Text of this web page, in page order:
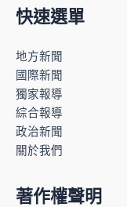
快速選單
地方新聞
國際新聞
獨家報導
綜合報導
政治新聞
關於我們
著作權聲明